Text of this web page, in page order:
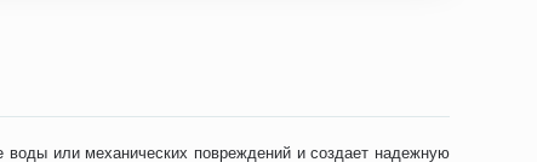
или механических повреждений и создает надежную